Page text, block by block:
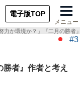
電子版TOP
メニュー
力か環境か？」『二月の勝者
#3
勝者』作者と考え